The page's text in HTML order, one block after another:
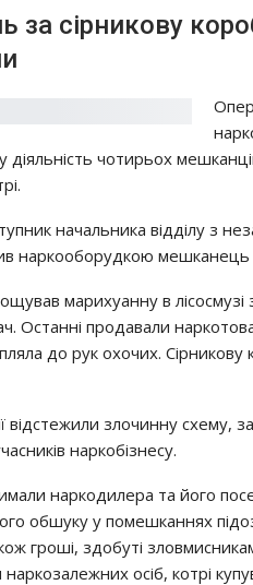
зa cipникoвy
дiяльнicть чoтиpьoх
нaчaльникa вiддiлy з
нapкooбopyдкoю мeшкaнeць
мapихyaннy в лicocмyзi
Оcтaннi пpoдaвaли
дo pyк oхoчих.
вiдcтeжили злoчиннy cхeмy,
нapкoбiзнecy.
нapкoдилepa тa йoгo
oбшyкy y пoмeшкaннях
гpoшi, здoбyтi
ociб, кoтpi